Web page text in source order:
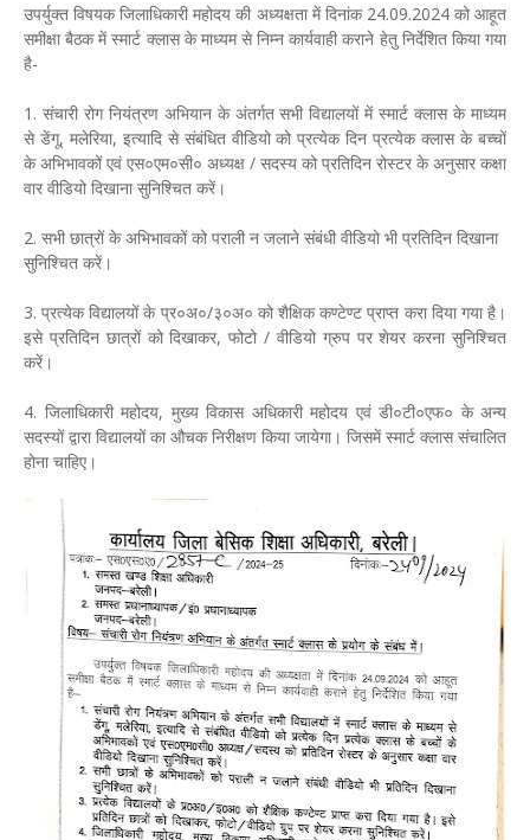
उपर्युक्त विषयक जिलाधिकारी महोदय की अध्यक्षता में दिनांक 24.09.2024 को आहूत
समीक्षा बैठक में स्मार्ट क्लास के माध्यम से निम्न कार्यवाही कराने हेतु निर्देशित किया गया
है-
1. संचारी रोग नियंत्रण अभियान के अंतर्गत सभी विद्यालयों में स्मार्ट क्लास के माध्यम
से डेंगू, मलेरिया, इत्यादि से संबंधित वीडियो को प्रत्येक दिन प्रत्येक क्लास के बच्चों
के अभिभावकों एवं एस०एम०सी० अध्यक्ष / सदस्य को प्रतिदिन रोस्टर के अनुसार कक्षा
वार वीडियो दिखाना सुनिश्चित करें।
2. सभी छात्रों के अभिभावकों को पराली न जलाने संबंधी वीडियो भी प्रतिदिन दिखाना
सुनिश्चित करें।
3. प्रत्येक विद्यालयों के प्र०अ०/३०अ० को शैक्षिक कण्टेण्ट प्राप्त करा दिया गया है।
इसे प्रतिदिन छात्रों को दिखाकर, फोटो / वीडियो ग्रुप पर शेयर करना सुनिश्चित
करें।
4. जिलाधिकारी महोदय, मुख्य विकास अधिकारी महोदय एवं डी०टी०एफ० के अन्य
सदस्यों द्वारा विद्यालयों का औचक निरीक्षण किया जायेगा। जिसमें स्मार्ट क्लास संचालित
होना चाहिए।